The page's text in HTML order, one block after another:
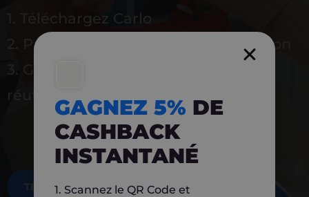
1. Téléchargez Carlo
2. Payez en magasin avec l’application
3. Gagnez instantanément 5 % à
réutiliser
TÉLÉCHARGEZ MAINTENANT
GAGNEZ 5% DE
CASHBACK
INSTANTANÉ
1. Scannez le QR Code et